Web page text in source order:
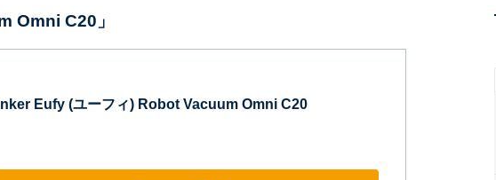
Omni C20」
Eufy (ユーフィ) Robot Vacuum Omni C20